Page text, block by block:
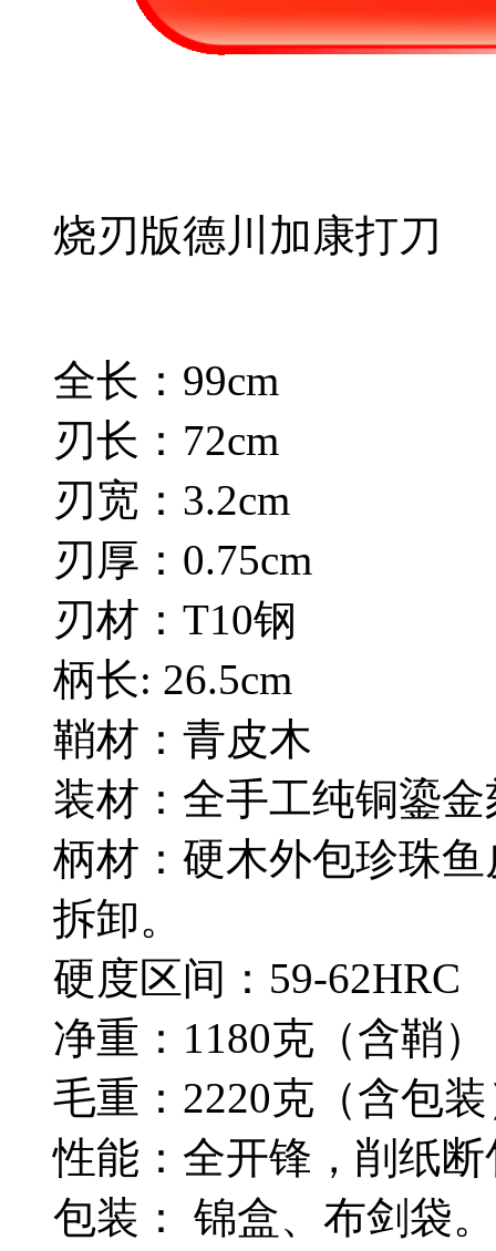
烧刃版德川加康打刀
全长：99cm
刃长：72cm
刃宽：3.2cm
刃厚：0.75cm
刃材：T10钢
柄长: 26.5cm
鞘材：青皮木
装材：全手工纯铜鎏金
柄材：硬木外包珍珠
拆卸。
硬度区间：59-62HRC
净重：1180克（含鞘）
毛重：2220克（含包
性能：全开锋，削纸
包装： 锦盒、布剑袋。